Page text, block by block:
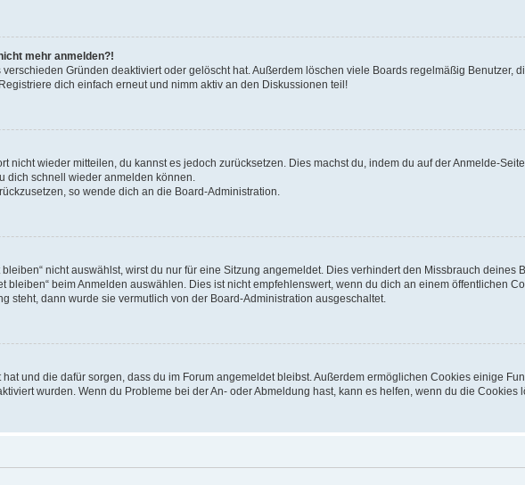
mehr anmelden?!
Gründen deaktiviert oder gelöscht hat. Außerdem löschen viele Boards regelmäßig Benutzer,
dich einfach erneut und nimm aktiv an den Diskussionen teil!
nicht wieder mitteilen, du kannst es jedoch zurücksetzen. Dies machst du, indem du auf der Anmelde-
dich schnell wieder anmelden können.
so wende dich an die Board-Administration.
nicht auswählst, wirst du nur für eine Sitzung angemeldet. Dies verhindert den Missbrauch deines
bleiben“ beim Anmelden auswählen. Dies ist nicht empfehlenswert, wenn du dich an einem öffentlichen
steht, dann wurde sie vermutlich von der Board-Administration ausgeschaltet.
und die dafür sorgen, dass du im Forum angemeldet bleibst. Außerdem ermöglichen Cookies einige
wurden. Wenn du Probleme bei der An- oder Abmeldung hast, kann es helfen, wenn du die Cookies